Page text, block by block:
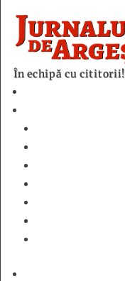
În echipă cu cititorii!